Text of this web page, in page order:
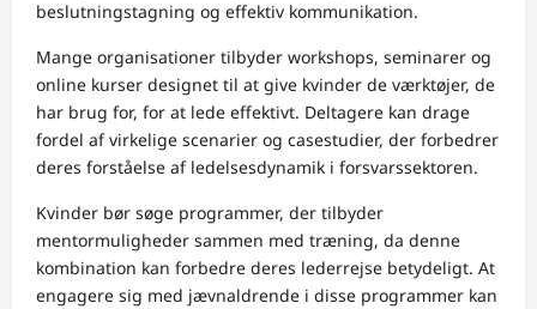
beslutningstagning og effektiv kommunikation.
Mange organisationer tilbyder workshops, seminarer og
online kurser designet til at give kvinder de værktøjer, de
har brug for, for at lede effektivt. Deltagere kan drage
fordel af virkelige scenarier og casestudier, der forbedrer
deres forståelse af ledelsesdynamik i forsvarssektoren.
Kvinder bør søge programmer, der tilbyder
mentormuligheder sammen med træning, da denne
kombination kan forbedre deres lederrejse betydeligt. At
engagere sig med jævnaldrende i disse programmer kan